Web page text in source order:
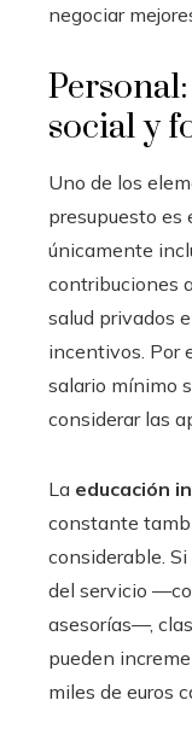
negociar
social y
Uno de los
presupuesto es
únicamente
contribuciones
salud privados
incentivos. Por
salario mínimo
considerar las
La educación
constante
considerable.
del servicio
asesorías—,
pueden
miles de euros